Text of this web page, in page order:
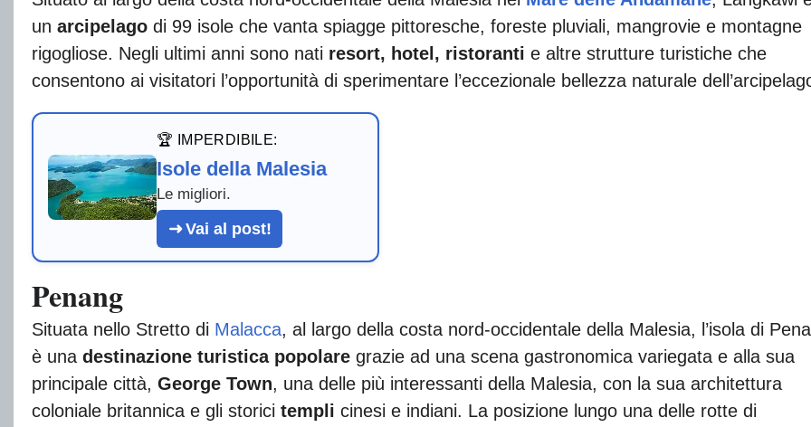
un arcipelago di 99 isole che vanta spiagge pittoresche, foreste pluviali, mangrovie e montagne
rigogliose. Negli ultimi anni sono nati resort, hotel, ristoranti e altre strutture turistiche che
consentono ai visitatori l’opportunità di sperimentare l’eccezionale bellezza naturale
🏆 IMPERDIBILE:
Isole della Malesia
Le migliori.
Vai al post!
Penang
Situata nello Stretto di Malacca, al largo della costa nord-occidentale della Malesia, l’isola di
è una destinazione turistica popolare grazie ad una scena gastronomica variegata e alla sua
principale città, George Town, una delle più interessanti della Malesia, con la sua architettura
coloniale britannica e gli storici templi cinesi e indiani. La posizione lungo una delle rotte di